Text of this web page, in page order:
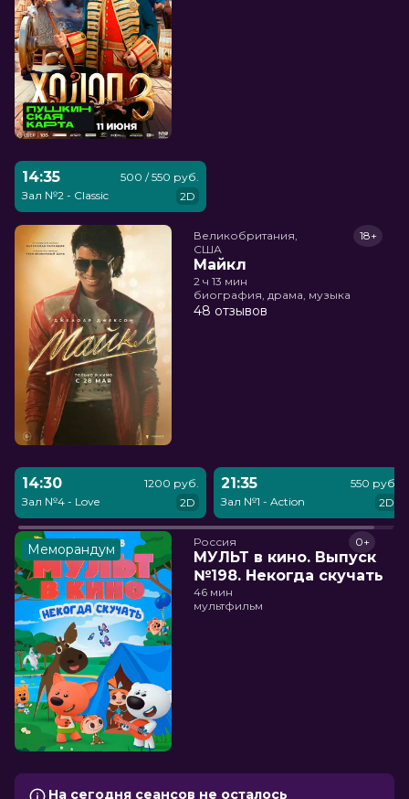
14:35
Зал №2 - Classic
500 / 550 руб.
2D
Великобритания,
США
Майкл
18+
2 ч 13 мин
биография, драма, музыка
48 отзывов
14:30
Зал №4 - Love
1200 руб.
2D
21:35
Зал №1 - Action
550 руб.
2D
Меморандум Россия
МУЛЬТ в кино. Выпуск
№198. Некогда скучать
0+
46 мин
мультфильм
На сегодня сеансов не осталось